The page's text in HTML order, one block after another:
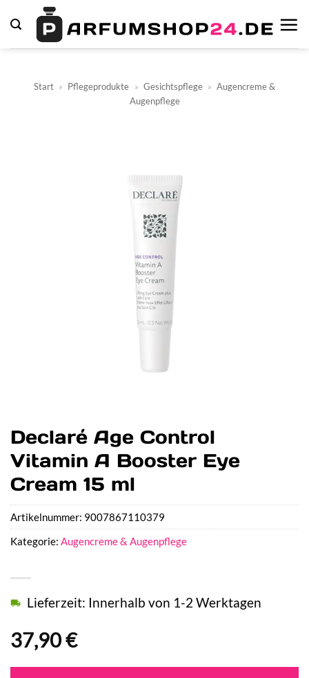
Inhalt
springen
Start » Pflegeprodukte » Gesichtspflege » Augencreme &
Augenpflege
Declaré Age Control
Vitamin A Booster Eye
Cream 15 ml
37,90€
Lieferzeit: Innerhalb von 1-2 Werktagen
Artikelnummer: 9007867110379
Kategorie: Augencreme & Augenpflege